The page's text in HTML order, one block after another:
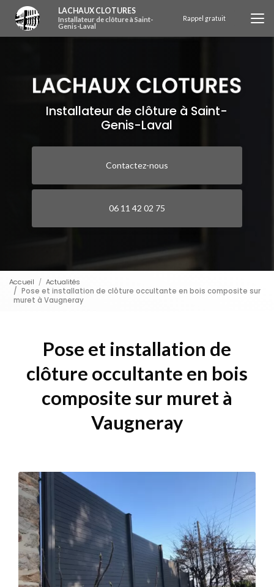
contenu
principal
LACHAUX CLOTURES
Installateur de clôture à Saint-
Genis-Laval
Rappel gratuit
Installateur de clôture à Saint-
Genis-Laval
Contactez-nous
06 11 42 02 75
Accueil
Actualités
Pose et installation de clôture occultante en bois composite sur
muret à Vaugneray
Pose et installation de
clôture occultante en bois
composite sur muret à
Vaugneray